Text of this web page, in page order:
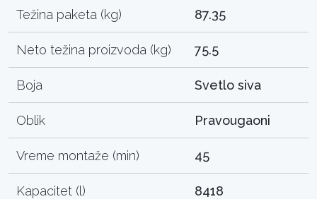
Težina paketa (kg) 87.35
Neto težina proizvoda (kg) 75.5
Boja Svetlo siva
Oblik Pravougaoni
Vreme montaže (min) 45
Kapacitet (l) 8418